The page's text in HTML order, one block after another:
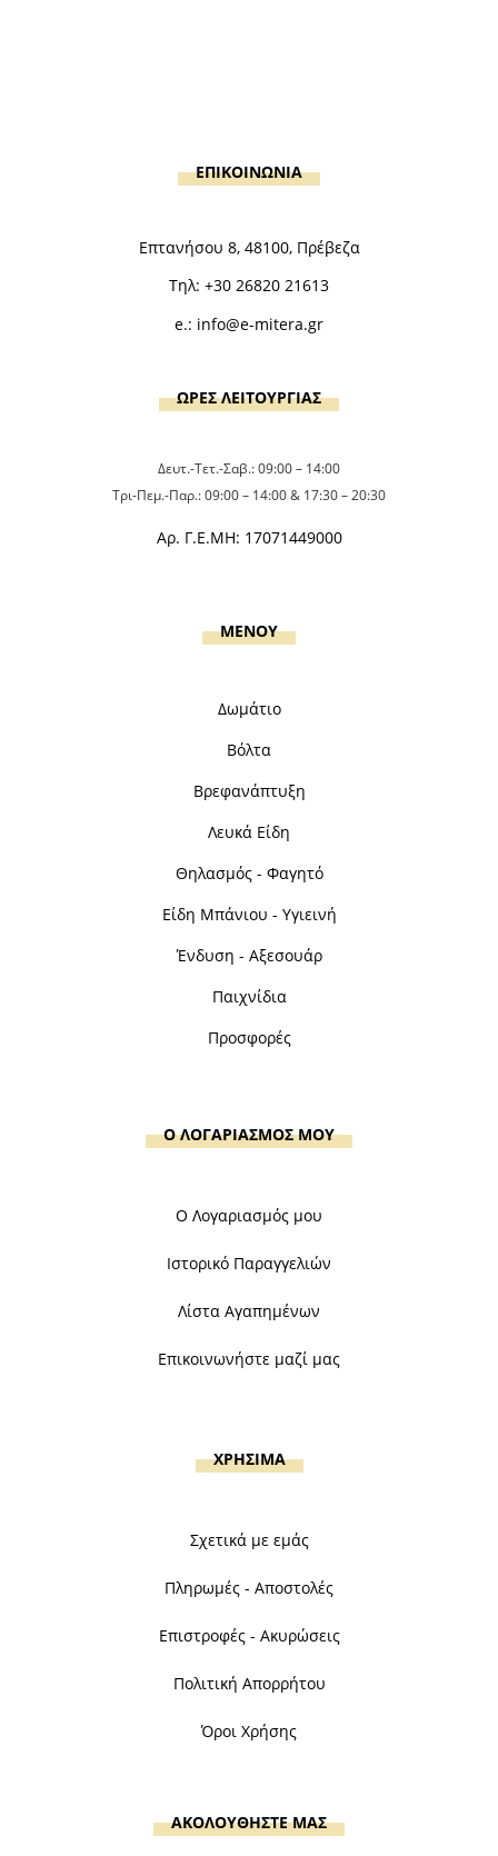
ΕΠΙΚΟΙΝΩΝΙΑ
Επτανήσου 8, 48100, Πρέβεζα
Τηλ: +30 26820 21613
e.: info@e-mitera.gr
ΩΡΕΣ ΛΕΙΤΟΥΡΓΙΑΣ
Δευτ.-Τετ.-Σαβ.: 09:00 – 14:00
Τρι-Πεμ.-Παρ.: 09:00 – 14:00 & 17:30 – 20:30
Αρ. Γ.Ε.ΜΗ: 17071449000
MENOY
Δωμάτιο
Βόλτα
Βρεφανάπτυξη
Λευκά Είδη
Θηλασμός - Φαγητό
Είδη Μπάνιου - Υγιεινή
Ένδυση - Αξεσουάρ
Παιχνίδια
Προσφορές
Ο ΛΟΓΑΡΙΑΣΜΟΣ ΜΟΥ
Ο Λογαριασμός μου
Ιστορικό Παραγγελιών
Λίστα Αγαπημένων
Επικοινωνήστε μαζί μας
ΧΡΗΣΙΜΑ
Σχετικά με εμάς
Πληρωμές - Αποστολές
Επιστροφές - Ακυρώσεις
Πολιτική Απορρήτου
Όροι Χρήσης
ΑΚΟΛΟΥΘΗΣΤΕ ΜΑΣ